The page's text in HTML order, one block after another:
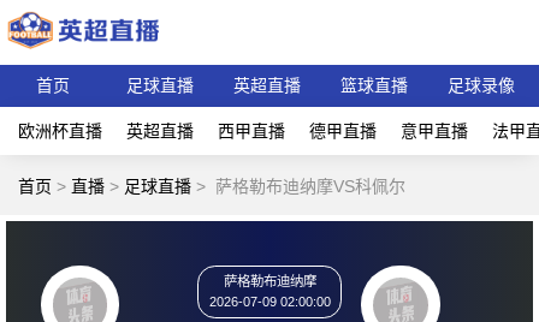
首页 足球直播 英超直播 篮球直播 足球录像
欧洲杯直播 英超直播 西甲直播 德甲直播 意甲直播 法甲
首页 > 直播 > 足球直播 > 萨格勒布迪纳摩VS科佩尔